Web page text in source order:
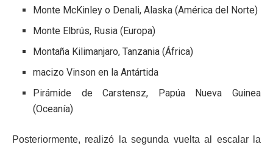
Monte McKinley o Denali, Alaska (América del Norte)
Monte Elbrús, Rusia (Europa)
Montaña Kilimanjaro, Tanzania (África)
macizo Vinson en la Antártida
Pirámide de Carstensz, Papúa Nueva Guinea
(Oceanía)
Posteriormente, realizó la segunda vuelta al escalar la